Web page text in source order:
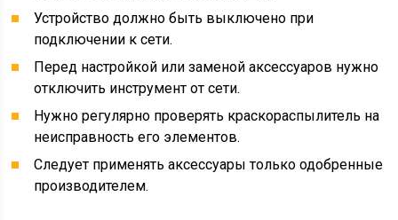
Устройство должно быть выключено при
подключении к сети.
Перед настройкой или заменой аксессуаров нужно
отключить инструмент от сети.
Нужно регулярно проверять краскораспылитель на
неисправность его элементов.
Следует применять аксессуары только одобренные
производителем.